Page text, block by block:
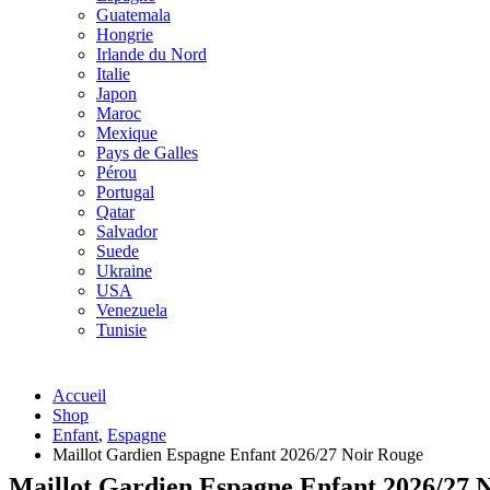
Guatemala
Hongrie
Irlande du Nord
Italie
Japon
Maroc
Mexique
Pays de Galles
Pérou
Portugal
Qatar
Salvador
Suede
Ukraine
USA
Venezuela
Tunisie
Accueil
Shop
Enfant, Espagne
Maillot Gardien Espagne Enfant 2026/27 Noir Rouge